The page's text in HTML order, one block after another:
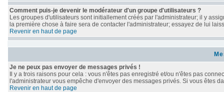
Comment puis-je devenir le modérateur d'un groupe d'utilisateurs ?
Les groupes d'utilisateurs sont initiallement créés par l'administrateur; il y
la première chose à faire sera de contacter l'administrateur; essayez de lui
Revenir en haut de page
Je ne peux pas envoyer de messages privés !
Il y a trois raisons pour cela : vous n'êtes pas enregistré et/ou n'êtes pas
l'administrateur vous empêche d'envoyer des messages privés. Si vous êtes
Revenir en haut de page